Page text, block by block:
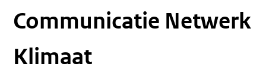
Communicatie Netwerk
Klimaat